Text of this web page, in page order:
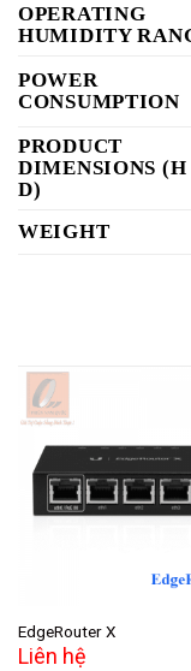
OPERATING
HUMIDITY
POWER
CONSUMPTION
PRODUCT
DIMENSIONS
D)
WEIGHT
EdgeRouter X
Liên hệ